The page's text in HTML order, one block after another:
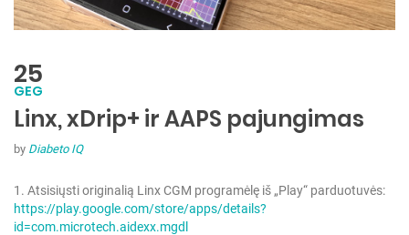
25
GEG
Linx, xDrip+ ir AAPS pajungimas
by Diabeto IQ
1. Atsisiųsti originalią Linx CGM programėlę iš „Play“ parduotuvės:
https://play.google.com/store/apps/details?
id=com.microtech.aidexx.mgdl